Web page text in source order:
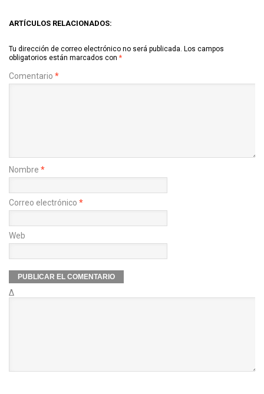
ARTÍCULOS RELACIONADOS:
Tu dirección de correo electrónico no será publicada. Los campos
obligatorios están marcados con *
Comentario *
Nombre *
Correo electrónico *
Web
Δ